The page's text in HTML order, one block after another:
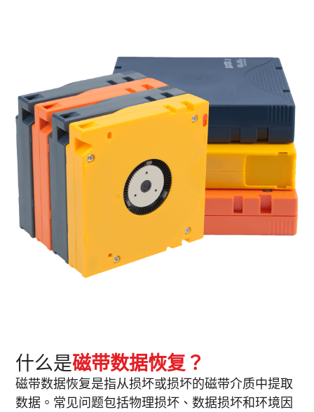
什么是磁带数据恢复？
磁带数据恢复是指从损坏或损坏的磁带介质中提取
数据。常见问题包括物理损坏、数据损坏和环境因